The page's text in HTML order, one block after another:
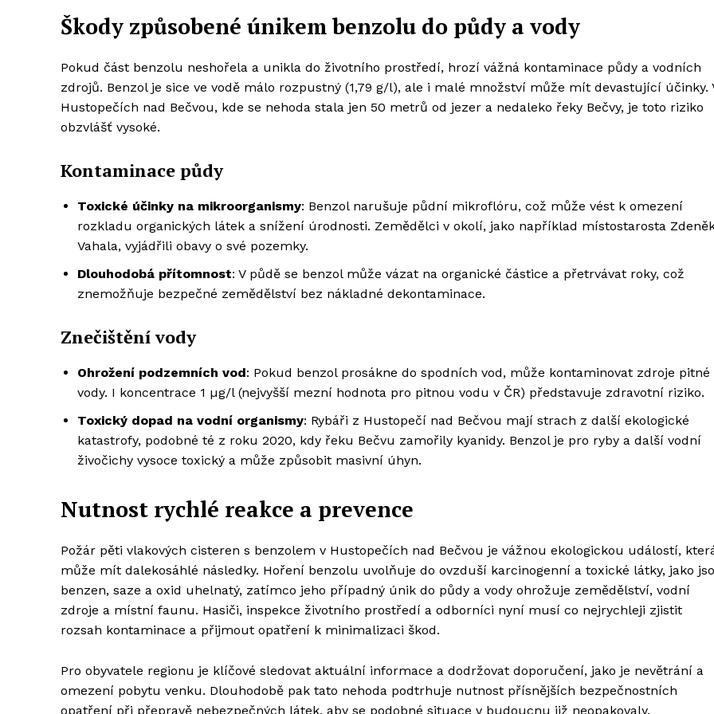
Škody způsobené únikem benzolu do půdy a vody
Pokud část benzolu neshořela a unikla do životního prostředí, hrozí vážná kontaminace půdy a vodních
zdrojů. Benzol je sice ve vodě málo rozpustný (1,79 g/l), ale i malé množství může mít devastující účinky.
Hustopečích nad Bečvou, kde se nehoda stala jen 50 metrů od jezer a nedaleko řeky Bečvy, je toto riziko
obzvlášť vysoké.
Kontaminace půdy
Toxické účinky na mikroorganismy: Benzol narušuje půdní mikroflóru, což může vést k omezení
rozkladu organických látek a snížení úrodnosti. Zemědělci v okolí, jako například místostarosta
Vahala, vyjádřili obavy o své pozemky.
Dlouhodobá přítomnost: V půdě se benzol může vázat na organické částice a přetrvávat roky, což
znemožňuje bezpečné zemědělství bez nákladné dekontaminace.
Znečištění vody
Ohrožení podzemních vod: Pokud benzol prosákne do spodních vod, může kontaminovat zdroje pitné
vody. I koncentrace 1 µg/l (nejvyšší mezní hodnota pro pitnou vodu v ČR) představuje zdravotní riziko.
Toxický dopad na vodní organismy: Rybáři z Hustopečí nad Bečvou mají strach z další ekologické
katastrofy, podobné té z roku 2020, kdy řeku Bečvu zamořily kyanidy. Benzol je pro ryby a další vodní
živočichy vysoce toxický a může způsobit masivní úhyn.
Nutnost rychlé reakce a prevence
Požár pěti vlakových cisteren s benzolem v Hustopečích nad Bečvou je vážnou ekologickou událostí,
může mít dalekosáhlé následky. Hoření benzolu uvolňuje do ovzduší karcinogenní a toxické látky, jako
benzen, saze a oxid uhelnatý, zatímco jeho případný únik do půdy a vody ohrožuje zemědělství, vodní
zdroje a místní faunu. Hasiči, inspekce životního prostředí a odborníci nyní musí co nejrychleji zjistit
rozsah kontaminace a přijmout opatření k minimalizaci škod.
Pro obyvatele regionu je klíčové sledovat aktuální informace a dodržovat doporučení, jako je nevětrání a
omezení pobytu venku. Dlouhodobě pak tato nehoda podtrhuje nutnost přísnějších bezpečnostních
opatření při přepravě nebezpečných látek, aby se podobné situace v budoucnu již neopakovaly.